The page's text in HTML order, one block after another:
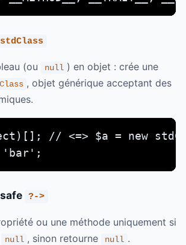
stdClass
(ou null ) en objet : crée une
, objet générique acceptant des
// <=> $a = new
'bar';
?->
ou une méthode uniquement si
null , sinon retourne null .